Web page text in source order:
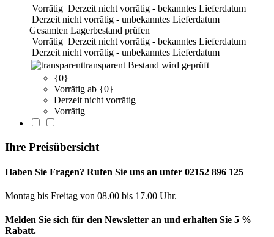
Vorrätig Derzeit nicht vorrätig - bekanntes Lieferdatum
Derzeit nicht vorrätig - unbekanntes Lieferdatum
Gesamten Lagerbestand prüfen
Vorrätig Derzeit nicht vorrätig - bekanntes Lieferdatum
Derzeit nicht vorrätig - unbekanntes Lieferdatum
transparent Bestand wird geprüft
{0}
Vorrätig ab {0}
Derzeit nicht vorrätig
Vorrätig
Ihre Preisübersicht
Haben Sie Fragen? Rufen Sie uns an unter 02152 896 125
Montag bis Freitag von 08.00 bis 17.00 Uhr.
Melden Sie sich für den Newsletter an und erhalten Sie 5 %
Rabatt.